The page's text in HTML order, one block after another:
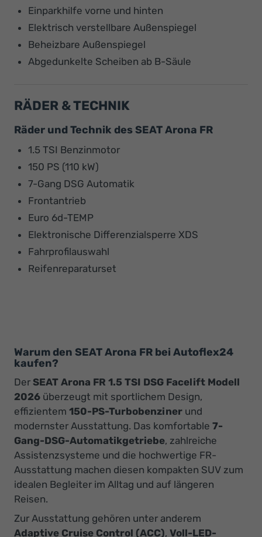
Einparkhilfe vorne und hinten
Elektrisch verstellbare Außenspiegel
Beheizbare Außenspiegel
Abgedunkelte Scheiben ab B-Säule
RÄDER & TECHNIK
Räder und Technik des SEAT Arona FR
1.5 TSI Benzinmotor
150 PS (110 kW)
7-Gang DSG Automatik
Frontantrieb
Euro 6d-TEMP
Elektronische Differenzialsperre XDS
Fahrprofilauswahl
Reifenreparaturset
Warum den SEAT Arona FR bei Autoflex24
kaufen?
Der SEAT Arona FR 1.5 TSI DSG Facelift Modell
2026 überzeugt mit sportlichem Design,
effizientem 150-PS-Turbobenziner und
modernster Ausstattung. Das komfortable 7-
Gang-DSG-Automatikgetriebe, zahlreiche
Assistenzsysteme und die hochwertige FR-
Ausstattung machen diesen kompakten SUV zum
idealen Begleiter im Alltag und auf längeren
Reisen.
Zur Ausstattung gehören unter anderem
Adaptive Cruise Control (ACC), Voll-LED-